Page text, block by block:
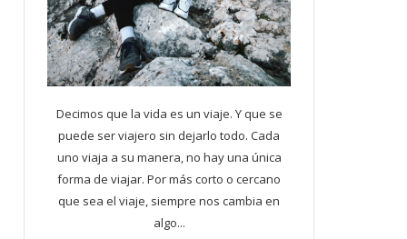
Decimos que la vida es un viaje. Y que se
puede ser viajero sin dejarlo todo. Cada
uno viaja a su manera, no hay una única
forma de viajar. Por más corto o cercano
que sea el viaje, siempre nos cambia en
algo...